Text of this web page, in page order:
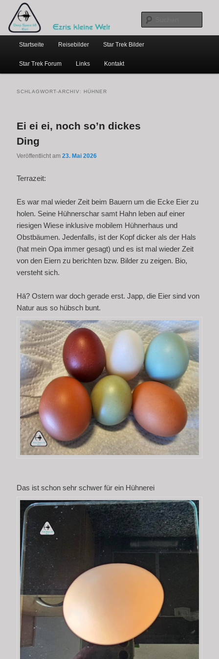
primären
Inhalt
springen
sekundären
Inhalt
springen
Ezris kleine Welt
…weil bloggen so schick ist
Hauptmenü
Startseite Reisebilder Star Trek Bilder
Star Trek Forum Links Kontakt
SCHLAGWORT-ARCHIV: HÜHNER
Ei ei ei, noch so’n dickes
Ding
Veröffentlicht am23. Mai 2026
Terrazeit:
Es war mal wieder Zeit beim Bauern um die Ecke Eier zu
holen. Seine Hühnerschar samt Hahn leben auf einer
riesigen Wiese inklusive mobilem Hühnerhaus und
Obstbäumen. Jedenfalls, ist der Kopf dicker als der Hals
(hat mein Opa immer gesagt) und es ist mal wieder Zeit
von den Eiern zu berichten bzw. Bilder zu zeigen. Bio,
versteht sich.
Hä? Ostern war doch gerade erst. Japp, die Eier sind von
Natur aus so hübsch bunt.
Das ist schon sehr schwer für ein Hühnerei